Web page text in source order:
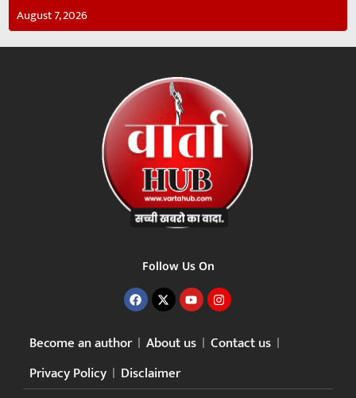
August 7, 2026
Follow Us On
Become an author About us
Contact us
Privacy Policy
Disclaimer